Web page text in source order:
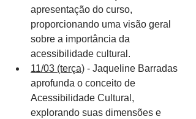
apresentação do curso,
proporcionando uma visão geral
sobre a importância da
acessibilidade cultural.
11/03 (terça) - Jaqueline Barradas
aprofunda o conceito de
Acessibilidade Cultural,
explorando suas dimensões e